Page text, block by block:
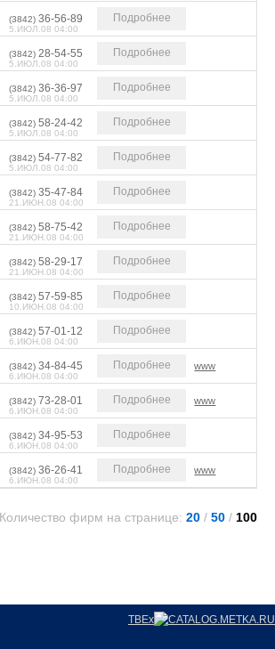
(3842) 36-56-89
5.ИЮЛ.08 04:00
Подробнее
(3842) 28-54-55
5.ИЮЛ.08 04:00
Подробнее
(3842) 36-36-97
5.ИЮЛ.08 04:00
Подробнее
(3842) 58-24-42
5.ИЮЛ.08 04:00
Подробнее
(3842) 54-77-82
5.ИЮЛ.08 04:00
Подробнее
(3842) 35-47-84
21.ИЮН.08 04:00
Подробнее
(3842) 58-75-42
21.ИЮН.08 04:00
Подробнее
(3842) 58-29-17
21.ИЮН.08 04:00
Подробнее
(3842) 57-59-85
10.ИЮН.08 04:00
Подробнее
(3842) 57-01-12
6.ИЮН.08 04:00
Подробнее
(3842) 34-84-45
6.ИЮН.08 04:00
Подробнее www
(3842) 73-28-01
6.ИЮН.08 04:00
Подробнее www
(3842) 34-95-53
6.ИЮН.08 04:00
Подробнее
(3842) 36-26-41
6.ИЮН.08 04:00
Подробнее www
Количество фирм на странице: 20 / 50 / 100
TBEx